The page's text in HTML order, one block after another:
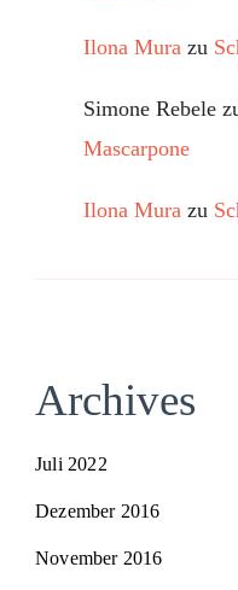
Ilona Mura zu
Simone Rebele
Mascarpone
Ilona Mura zu
Archives
Juli 2022
Dezember 2016
November 2016